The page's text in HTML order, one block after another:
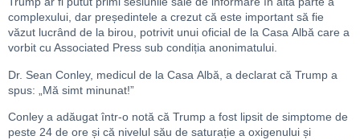
complexului, dar președintele a crezut că este important să fie
văzut lucrând de la birou, potrivit unui oficial de la Casa Albă care a
vorbit cu Associated Press sub condiția anonimatului.
Dr. Sean Conley, medicul de la Casa Albă, a declarat că Trump a
spus: „Mă simt minunat!”
Conley a adăugat într-o notă că Trump a fost lipsit de simptome de
peste 24 de ore și că nivelul său de saturație a oxigenului și